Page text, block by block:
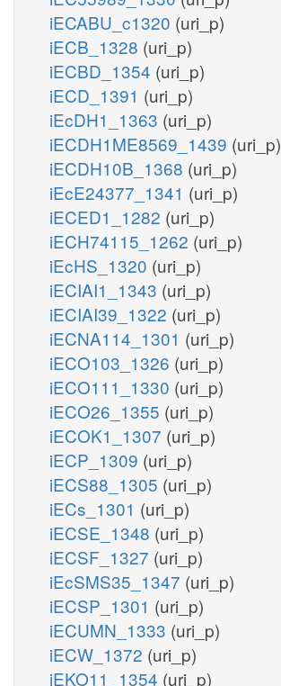
iECABU_c1320 (uri_p)
iECB_1328 (uri_p)
iECBD_1354 (uri_p)
iECD_1391 (uri_p)
iEcDH1_1363 (uri_p)
iECDH1ME8569_1439 (uri_p)
iECDH10B_1368 (uri_p)
iEcE24377_1341 (uri_p)
iECED1_1282 (uri_p)
iECH74115_1262 (uri_p)
iEcHS_1320 (uri_p)
iECIAI1_1343 (uri_p)
iECIAI39_1322 (uri_p)
iECNA114_1301 (uri_p)
iECO103_1326 (uri_p)
iECO111_1330 (uri_p)
iECO26_1355 (uri_p)
iECOK1_1307 (uri_p)
iECP_1309 (uri_p)
iECS88_1305 (uri_p)
iECs_1301 (uri_p)
iECSE_1348 (uri_p)
iECSF_1327 (uri_p)
iEcSMS35_1347 (uri_p)
iECSP_1301 (uri_p)
iECUMN_1333 (uri_p)
iECW_1372 (uri_p)
iEKO11_1354 (uri_p)